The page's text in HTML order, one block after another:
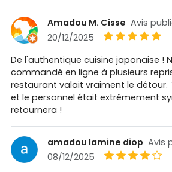
Amadou M. Cisse Avis
20/12/2025
De l'authentique cuisine japonaise !
commandé en ligne à plusieurs
restaurant valait vraiment le détour.
et le personnel était extrêmement
retournera !
amadou lamine diop Avis
08/12/2025